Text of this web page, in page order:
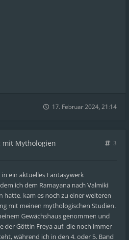
17. Februar 2024, 21:14
mit Mythologien
3
ein aktuelles Fantasywerk
ich dem Ramayana nach Valmiki
hatte, kam es noch zu einer weiteren
mit meinen mythologischen Studien.
Gewächshaus genommen und
der Göttin Freya auf, die noch immer
während ich in den 4. oder 5. Band